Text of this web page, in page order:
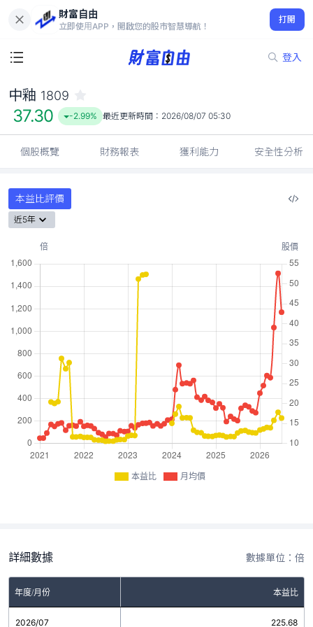
財富自由
立即使用APP，開啟您的股市智慧導航！
打開
登入
37.30
-2.99%
中釉 1809
37.30 -2.99% 最近更新時間： 2026/08/07 05:30
個股概覽 財務報表 獲利能力 安全性分析
本益比評價
近5年
本益比 月均價
詳細數據 數據單位：倍
年度/月份 本益比
2026/07 225.68